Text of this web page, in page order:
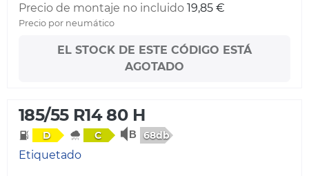
Precio de montaje no incluido 19,85 €
Precio por neumático
EL STOCK DE ESTE CÓDIGO ESTÁ
AGOTADO
185/55 R14 80 H
D C 68db
Etiquetado